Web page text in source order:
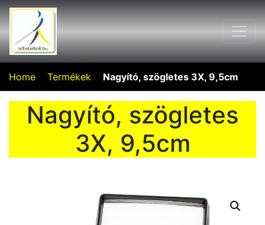
Home Termékek Nagyító, szögletes 3X, 9,5cm
Nagyító, szögletes
3X, 9,5cm